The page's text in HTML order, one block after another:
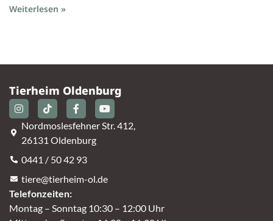
Weiterlesen »
Tierheim Oldenburg
Nordmoslesfehner Str. 412,
26131 Oldenburg
0441 / 50 42 93
tiere@tierheim-ol.de
Telefonzeiten:
Montag – Sonntag 10:30 – 12:00 Uhr